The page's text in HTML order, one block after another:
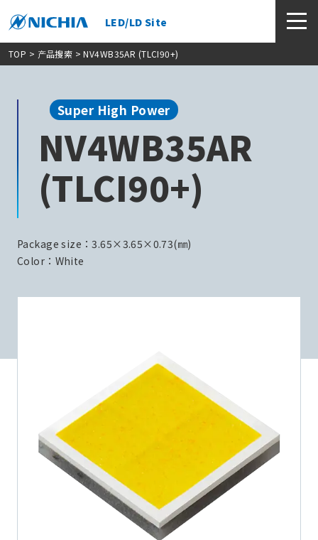
LED/LD Site
TOP > 产品搜索 > NV4WB35AR (TLCI90+)
Super High Power
NV4WB35AR
(TLCI90+)
Package size：3.65×3.65×0.73(㎜)
Color：White